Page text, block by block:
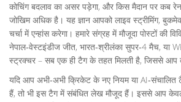
कोचिंग बदलाव का असर पड़ेगा, और किस मैदान पर कब
जोखिम अधिक है। यह ज्ञान आपको लाइव स्ट्रीमिंग,
चर्चा में एन्हांस करेगा। हमारे संग्रह में मौजूदा पोस्टों की
नेपाल‑वेस्टइंडीज जीत, भारत‑श्रीलंका सुपर‑4 मैच, या
स्ट्रक्चर – सब एक ही टैग के तहत मिलती है, जिससे आप
यदि आप अभी‑अभी क्रिकेट के नए नियम या
हैं, तो भी इस टैग में संबंधित लेख मौजूद हैं। इससे आप